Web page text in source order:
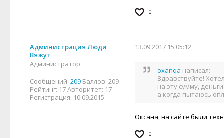
0
Администрация Люди
Вяжут
Администратор
Сообщений: 209 Баллов: 209
Рейтинг: 17Авторитет: 17
Регистрация: 10.09.2015
13.09.2017 15:05:12
oxanqa написал:
Здравствуйте!
на эту сумму,
а когда пытаюсь
Оксана, на сайте были
0